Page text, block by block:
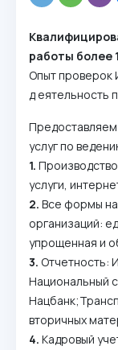
работы более
Опыт проверок
д еятельность
услуг по
1.
услуги,
2. Все формы
организаций:
упрощенная и
3. Отчетность:
Национальный
вторичных
4. Кадровый